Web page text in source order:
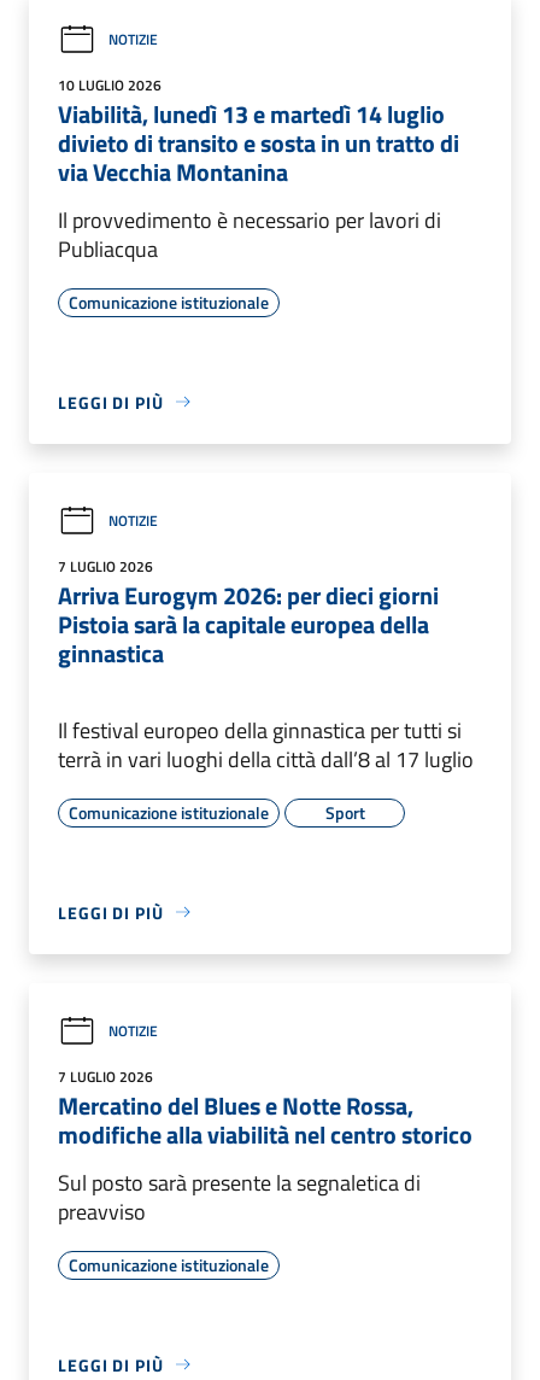
NOTIZIE
10 LUGLIO 2026
Viabilità, lunedì 13 e martedì 14 luglio
divieto di transito e sosta in un tratto di
via Vecchia Montanina
Il provvedimento è necessario per lavori di
Publiacqua
Comunicazione istituzionale
LEGGI DI PIÙ
NOTIZIE
7 LUGLIO 2026
Arriva Eurogym 2026: per dieci giorni
Pistoia sarà la capitale europea della
ginnastica
Il festival europeo della ginnastica per tutti si
terrà in vari luoghi della città dall’8 al 17 luglio
Comunicazione istituzionale Sport
LEGGI DI PIÙ
NOTIZIE
7 LUGLIO 2026
Mercatino del Blues e Notte Rossa,
modifiche alla viabilità nel centro storico
Sul posto sarà presente la segnaletica di
preavviso
Comunicazione istituzionale
LEGGI DI PIÙ